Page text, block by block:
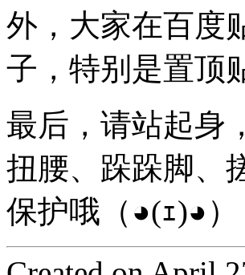
外，大家在百度
子，特别是置顶
最后，请站起身
扭腰、跺跺脚、
保护哦（◕(ｪ)◕）